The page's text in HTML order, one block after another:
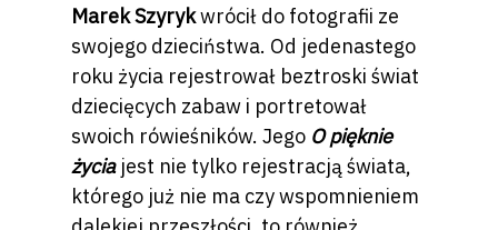
Marek Szyrykwrócił do fotografii ze
swojego dzieciństwa. Od jedenastego
roku życia rejestrował beztroski świat
dziecięcych zabaw i portretował
swoich rówieśników. Jego O pięknie
życiajest nie tylko rejestracją świata,
którego już nie ma czy wspomnieniem